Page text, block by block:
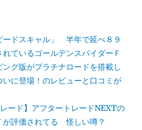
ードスキャル」 半年で延べ８９
れているゴールデンスパイダーＦ
ング版がプラチナロードを搭載し
いに登場！のレビューと口コミが
ード】アフタートレードNEXTの
が評価されてる 怪しい噂？